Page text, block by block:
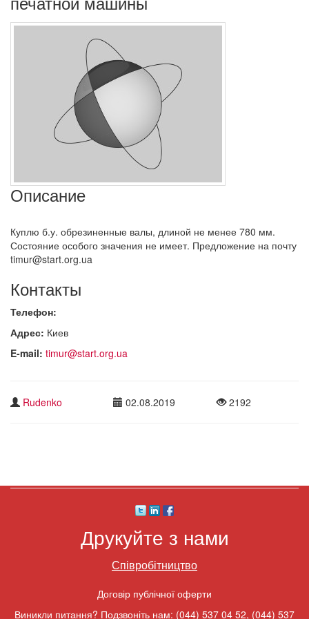
Описание
Куплю б.у. обрезиненные валы, длиной не менее 780 мм.
Состояние особого значения не имеет. Предложение на почту
timur@start.org.ua
Контакты
Телефон:
Адрес: Киев
E-mail: timur@start.org.ua
Rudenko 02.08.2019 2192
Друкуйте з нами
Співробітництво
Договір публічної оферти
Виникли питання? Подзвоніть нам: (044) 537 04 52, (044) 537